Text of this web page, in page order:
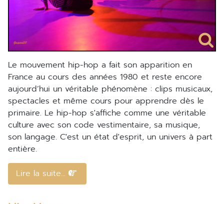
Le mouvement hip-hop a fait son apparition en
France au cours des années 1980 et reste encore
aujourd’hui un véritable phénomène : clips musicaux,
spectacles et même cours pour apprendre dès le
primaire. Le hip-hop s'affiche comme une véritable
culture avec son code vestimentaire, sa musique,
son langage. C'est un état d'esprit, un univers à part
entière.
Lire la suite...